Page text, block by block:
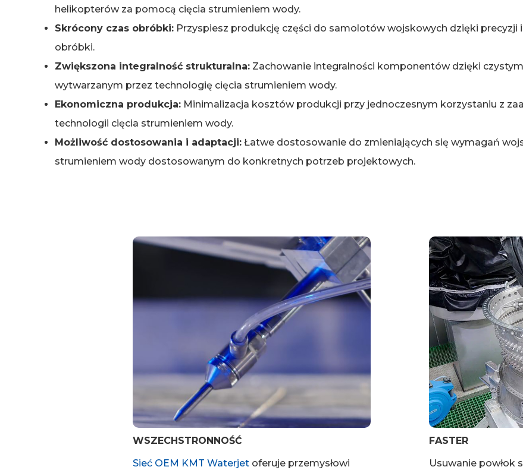
helikopterów za pomocą cięcia strumieniem wody.
Skrócony czas obróbki: Przyspiesz produkcję części do samolotów wojskowych dzięki precyzji
obróbki.
Zwiększona integralność strukturalna: Zachowanie integralności komponentów dzięki
wytwarzanym przez technologię cięcia strumieniem wody.
Ekonomiczna produkcja: Minimalizacja kosztów produkcji przy jednoczesnym korzystaniu z
technologii cięcia strumieniem wody.
Możliwość dostosowania i adaptacji: Łatwe dostosowanie do zmieniających się wymagań
strumieniem wody dostosowanym do konkretnych potrzeb projektowych.
WSZECHSTRONNOŚĆ
Sieć OEM KMT Waterjet oferuje przemysłowi
FASTER
Usuwanie powłok